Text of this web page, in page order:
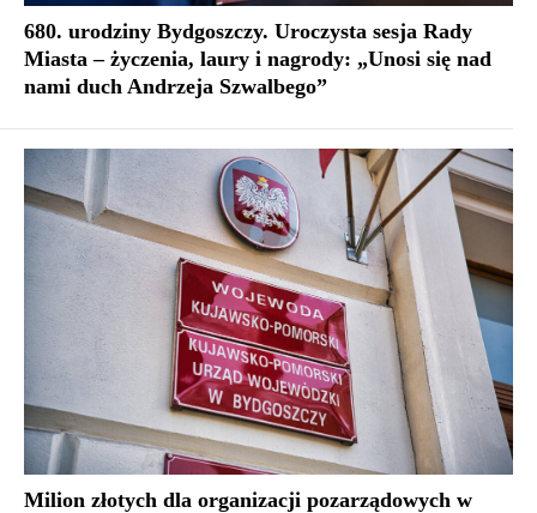
680. urodziny Bydgoszczy. Uroczysta sesja Rady
Miasta – życzenia, laury i nagrody: „Unosi się nad
nami duch Andrzeja Szwalbego”
Milion złotych dla organizacji pozarządowych w